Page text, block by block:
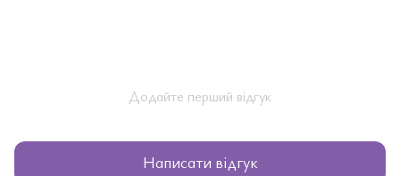
Додайте перший відгук
Написати відгук